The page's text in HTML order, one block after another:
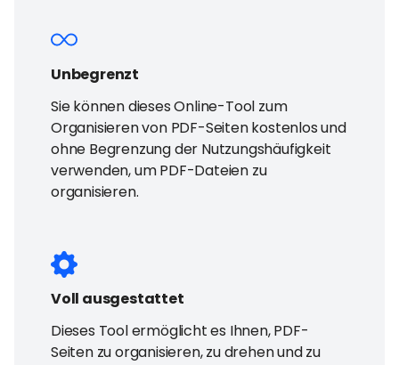
Unbegrenzt
Sie können dieses Online-Tool zum
Organisieren von PDF-Seiten kostenlos und
ohne Begrenzung der Nutzungshäufigkeit
verwenden, um PDF-Dateien zu
organisieren.
Voll ausgestattet
Dieses Tool ermöglicht es Ihnen, PDF-
Seiten zu organisieren, zu drehen und zu